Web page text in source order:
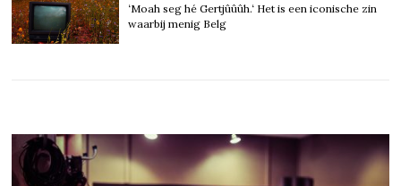
‘Moah seg hé Gertjûûûh.‘ Het is een iconische zin
waarbij menig Belg